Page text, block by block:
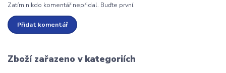
Zatím nikdo komentář nepřidal. Buďte první.
Přidat komentář
Zboží zařazeno v kategoriích